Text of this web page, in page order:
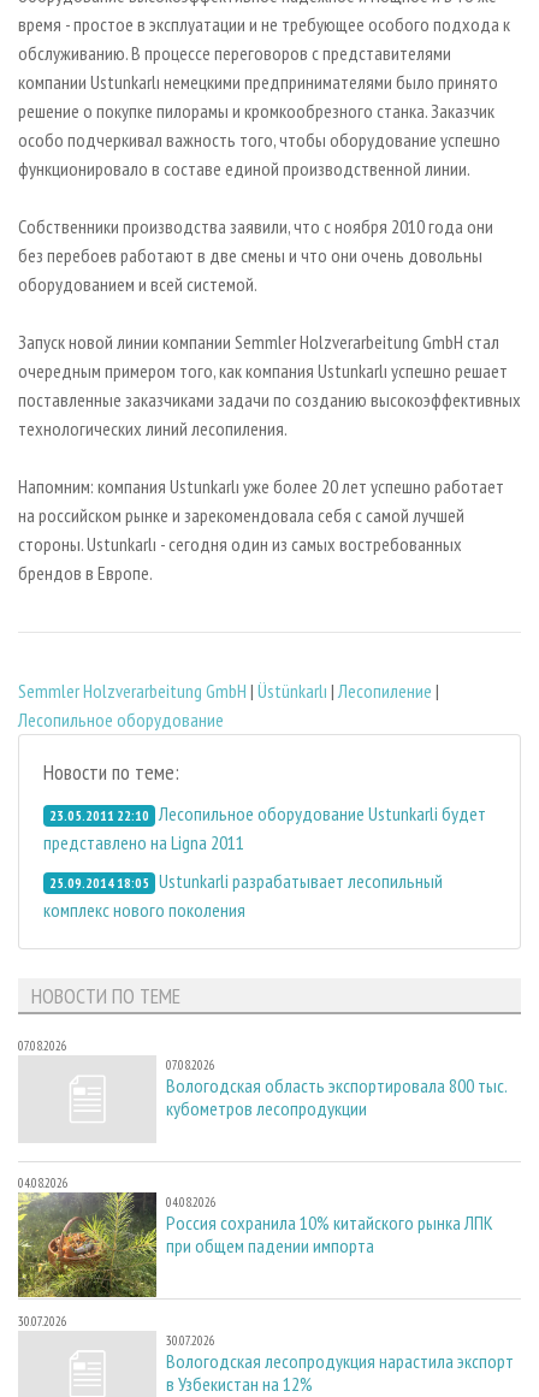
время - простое в эксплуатации и не требующее особого подхода к
обслуживанию. В процессе переговоров с представителями
компании Ustunkarlı немецкими предпринимателями было принято
решение о покупке пилорамы и кромкообрезного станка. Заказчик
особо подчеркивал важность того, чтобы оборудование успешно
функционировало в составе единой производственной линии.
Собственники производства заявили, что с ноября 2010 года они
без перебоев работают в две смены и что они очень довольны
оборудованием и всей системой.
Запуск новой линии компании Semmler Holzverarbeitung GmbH стал
очередным примером того, как компания Ustunkarlı успешно решает
поставленные заказчиками задачи по созданию высокоэффективных
технологических линий лесопиления.
Напомним: компания Ustunkarlı уже более 20 лет успешно работает
на российском рынке и зарекомендовала себя с самой лучшей
стороны. Ustunkarlı - сегодня один из самых востребованных
брендов в Европе.
Semmler Holzverarbeitung GmbH | Üstünkarlı |Лесопиление |
Лесопильное оборудование
Новости по теме:
23.05.2011 22:10 Лесопильное оборудование Ustunkarli будет
представлено на Ligna 2011
25.09.2014 18:05 Ustunkarli разрабатывает лесопильный
комплекс нового поколения
НОВОСТИ ПО ТЕМЕ
07.08.2026
07.08.2026
Вологодская область экспортировала 800 тыс.
кубометров лесопродукции
04.08.2026
04.08.2026
Россия сохранила 10% китайского рынка ЛПК
при общем падении импорта
30.07.2026
30.07.2026
Вологодская лесопродукция нарастила экспорт
в Узбекистан на 12%